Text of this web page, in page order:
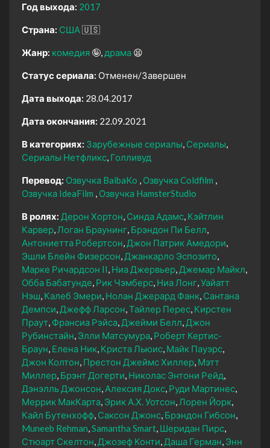
Год выхода: 2017
Страна: США 🇺🇸
Жанр: комедия 🤪 драма 😫
Статус сериала: Отменен/Завершен
Дата выхода: 28.04.2017
Дата окончания: 22.09.2021
В категориях: Зарубежные сериалы Сериалы
Сериалы Нетфликс Голливуд
Перевод: Озвучка BaibaKo
Озвучка Coldfilm
Озвучка IdeaFilm
Озвучка HamsterStudio
В ролях: Дерон Хортон Синда Адамс Кэйтлин
Карвер Логан Браунинг Брэндон Пи Белл
Антониетта Робертсон Джон Патрик Амедори
Эшли Блейн Физерсон Джанкарло Эспозито
Марке Ричардсон II Ниа Джервьер Джемар Майкл
Обба Бабатунде Рик Чэмберс Ниа Лонг Уайатт
Нэш Калеб Эмери Нолан Джерард Фанк Сантана
Демпси Джефф Ларсон Тайлер Перес Кирстен
Праут Франсиа Рэйса Джейми Белл Джон
Рубинстайн Элли Матсумура Роберт Кертис-
Браун Елена Ник Криста Льюис Майк Пауэрс
Джон Колтон Престон Джеймс Хиллер Мэтт
Миллер Брэнт Догерти Николас Энтони Рейд
Дэнэлль Джонсон Алексия Докс Руди Мартинес
Меррик МакКарта Эрик А.Х. Уотсон Лорен Йорк
Кайл Бутенхофф Саксон Джонс Брэндон Гибсон
Muneeb Rehman Samantha Smart Шеридан Пирс
Стюарт Скелтон Джозеф Конти Даша Герман Энн